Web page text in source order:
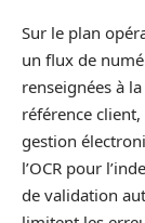
Sur le plan
un flux de
renseignées à
référence
gestion
l’OCR pour
de validation